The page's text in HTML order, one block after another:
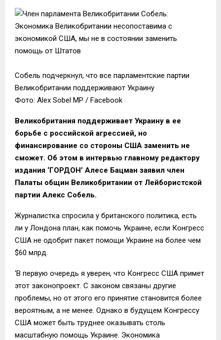
Собель подчеркнул, что все парламентские партии
Великобритании поддерживают Украину
Фото: Alex Sobel MP / Facebook
Великобритания поддерживает Украину в ее
борьбе с российской агрессией, но
финансирование со стороны США заменить не
сможет. Об этом в интервью главному редактору
издания ‘ГОРДОН’ Алесе Бацман заявил член
Палаты общин Великобритании от Лейбористской
партии Алекс Собель.
Журналистка спросила у британского политика, есть
ли у Лондона план, как помочь Украине, если Конгресс
США не одобрит пакет помощи Украине на более чем
$60 млрд.
‘В первую очередь я уверен, что Конгресс США примет
этот законопроект. С законом связаны другие
проблемы, но от этого его принятие становится более
вероятным, а не менее. Однако в будущем Конгрессу
США может быть труднее оказывать столь
масштабную помощь Украине. Экономика